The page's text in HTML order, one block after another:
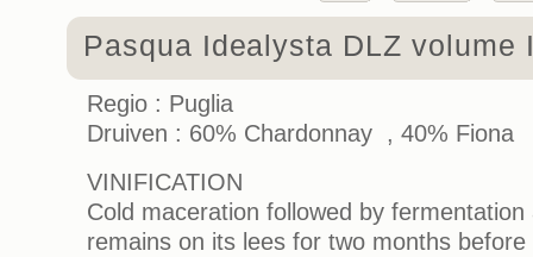
Pasqua Idealysta DLZ volume
Regio : Puglia
Druiven : 60% Chardonnay , 40% Fiona
VINIFICATION
Cold maceration followed by fermentation
remains on its lees for two months